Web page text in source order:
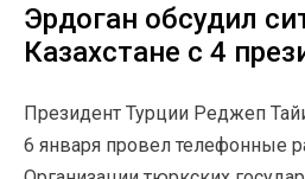
Эрдоган обсудил
Казахстане с 4
Президент Турции Реджеп
6 января провел телефонные